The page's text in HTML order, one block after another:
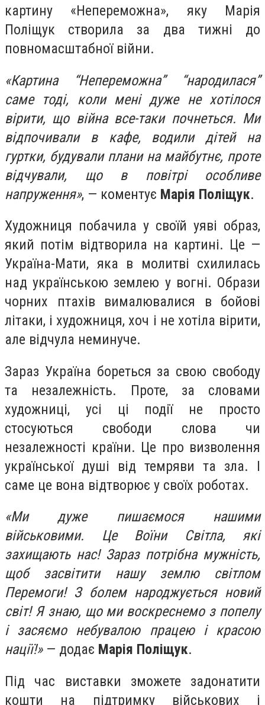
картину «Непереможна», яку Марія
Поліщук створила за два тижні до
повномасштабної війни.
«Картина “Непереможна” “народилася”
саме тоді, коли мені дуже не хотілося
вірити, що війна все-таки почнеться. Ми
відпочивали в кафе, водили дітей на
гуртки, будували плани на майбутнє, проте
відчували, що в повітрі особливе
напруження», — коментує Марія Поліщук.
Художниця побачила у своїй уяві образ,
який потім відтворила на картині. Це —
Україна-Мати, яка в молитві схилилась
над українською землею у вогні. Образи
чорних птахів вималювалися в бойові
літаки, і художниця, хоч і не хотіла вірити,
але відчула неминуче.
Зараз Україна бореться за свою свободу
та незалежність. Проте, за словами
художниці, усі ці події не просто
стосуються свободи слова чи
незалежності країни. Це про визволення
української душі від темряви та зла. І
саме це вона відтворює у своїх роботах.
«Ми дуже пишаємося нашими
військовими. Це Воїни Світла, які
захищають нас! Зараз потрібна мужність,
щоб засвітити нашу землю світлом
Перемоги! З болем народжується новий
світ! Я знаю, що ми воскреснемо з попелу
і засяємо небувалою працею і красою
нації!»— додає Марія Поліщук.
Під час виставки зможете задонатити
кошти на підтримку військових і